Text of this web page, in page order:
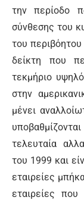
την περίοδο
σύνθεσης του
του
δείκτη που
τεκμήριο
στην
μένει
τελευταία
του 1999 και
εταιρείες
εταιρείες που